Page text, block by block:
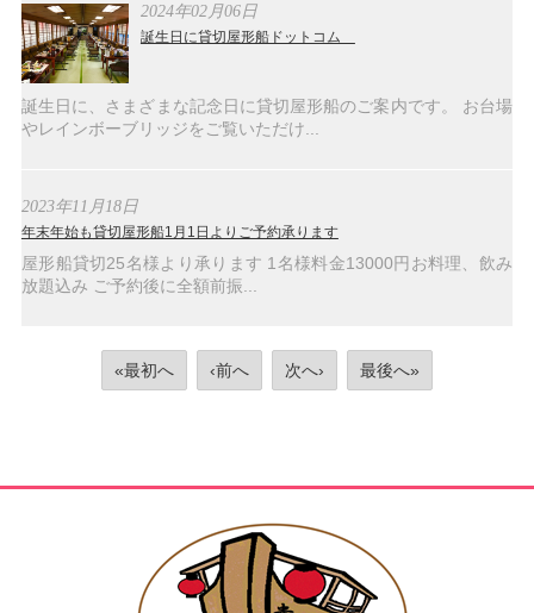
2024年02月06日
誕生日に貸切屋形船ドットコム
誕生日に、さまざまな記念日に貸切屋形船のご案内です。 お台場
やレインボーブリッジをご覧いただけ...
2023年11月18日
年末年始も貸切屋形船1月1日よりご予約承ります
屋形船貸切25名様より承ります 1名様料金13000円お料理、飲み
放題込み ご予約後に全額前振...
«最初へ ‹前へ 次へ› 最後へ»